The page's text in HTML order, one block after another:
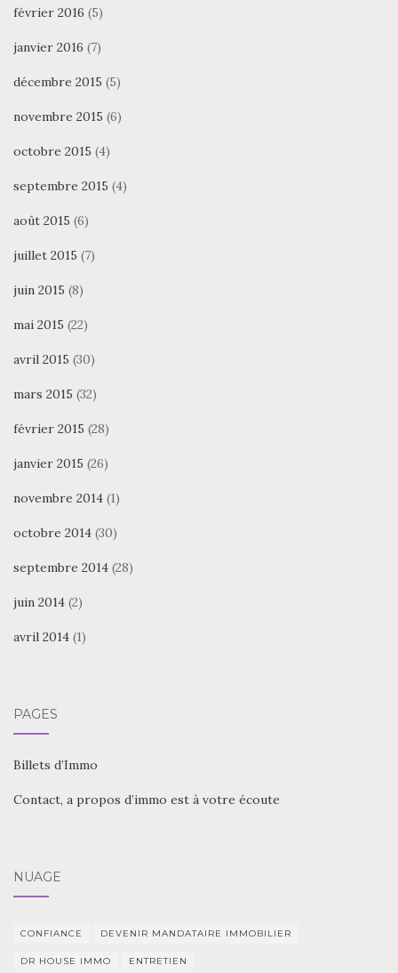
février 2016 (5)
janvier 2016 (7)
décembre 2015 (5)
novembre 2015 (6)
octobre 2015 (4)
septembre 2015 (4)
août 2015 (6)
juillet 2015 (7)
juin 2015 (8)
mai 2015 (22)
avril 2015 (30)
mars 2015 (32)
février 2015 (28)
janvier 2015 (26)
novembre 2014 (1)
octobre 2014 (30)
septembre 2014 (28)
juin 2014 (2)
avril 2014 (1)
PAGES
Billets d’Immo
Contact, a propos d’immo est à votre écoute
NUAGE
CONFIANCE DEVENIR MANDATAIRE IMMOBILIER
DR HOUSE IMMO ENTRETIEN